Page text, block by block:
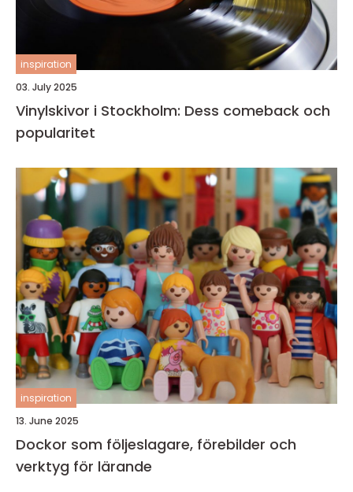
inspiration
03. July 2025
Vinylskivor i Stockholm: Dess comeback och
popularitet
inspiration
13. June 2025
Dockor som följeslagare, förebilder och
verktyg för lärande